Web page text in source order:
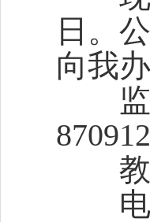
日。
向我
监督
教育
电